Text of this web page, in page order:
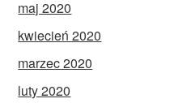
maj 2020
kwiecień 2020
marzec 2020
luty 2020